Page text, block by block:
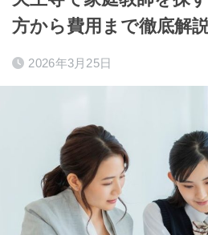
方から費用まで徹底解
2026年3月25日